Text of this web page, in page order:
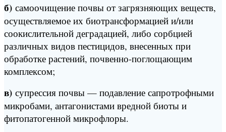
б) самоочищение почвы от загрязняющих веществ,
осуществляемое их биотрансформацией и/или
соокислительной деградацией, либо сорбцией
различных видов пестицидов, внесенных при
обработке растений, почвенно-поглощающим
комплексом;
в) супрессия почвы — подавление сапротрофными
микробами, антагонистами вредной биоты и
фитопатогенной микрофлоры.